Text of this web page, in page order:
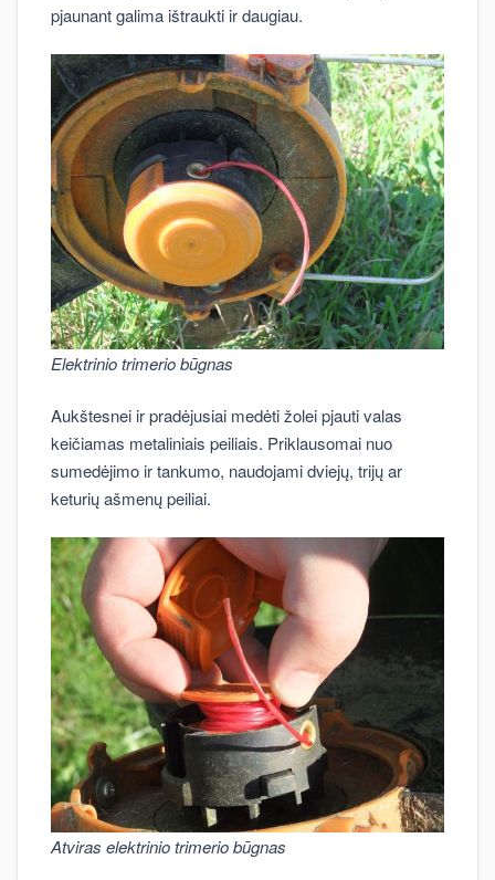
pjaunant galima ištraukti ir daugiau.
Elektrinio trimerio būgnas
Aukštesnei ir pradėjusiai medėti žolei pjauti valas
keičiamas metaliniais peiliais. Priklausomai nuo
sumedėjimo ir tankumo, naudojami dviejų, trijų ar
keturių ašmenų peiliai.
Atviras elektrinio trimerio būgnas